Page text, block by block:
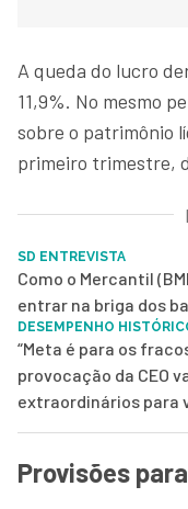
A queda do lucro
11,9%. No mesmo
sobre o patrimônio
primeiro trimestre,
SD ENTREVISTA
Como o Mercantil
entrar na briga dos
DESEMPENHO
“Meta é para os
provocação da CEO
extraordinários para
Provisões